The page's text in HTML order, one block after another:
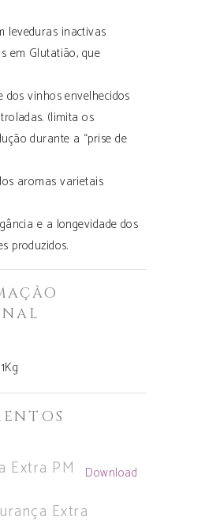
leveduras inactivas
em Glutatião, que
dos vinhos envelhecidos
(limita os
durante a “prise de
aromas varietais
e a longevidade dos
produzidos.
1Kg
Extra PM Download
Extra